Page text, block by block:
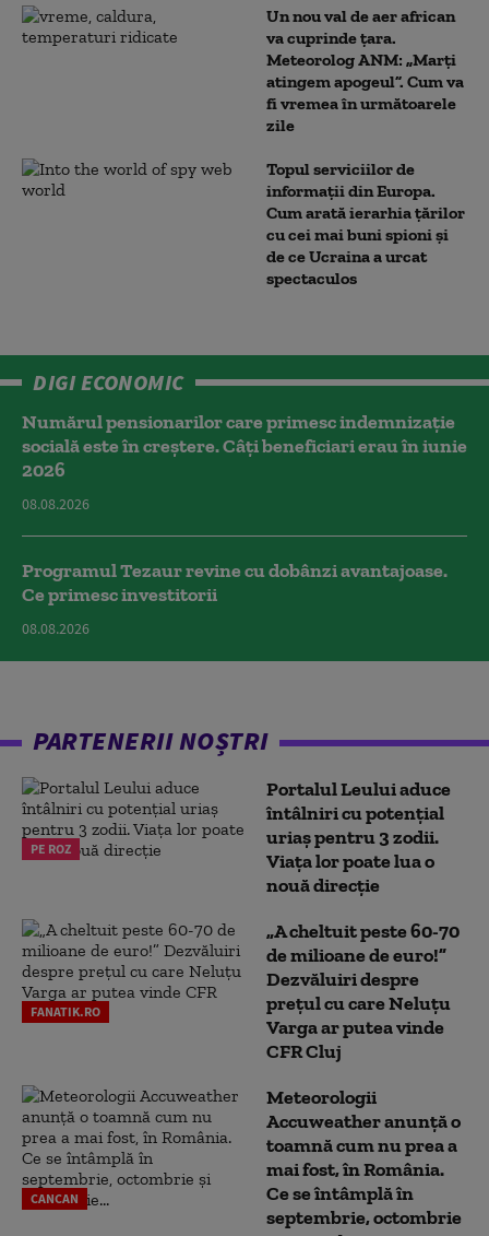
Un nou val de aer african
va cuprinde țara.
Meteorolog ANM: „Marți
atingem apogeul”. Cum va
fi vremea în următoarele
zile
Topul serviciilor de
informații din Europa.
Cum arată ierarhia țărilor
cu cei mai buni spioni și
de ce Ucraina a urcat
spectaculos
DIGI ECONOMIC
Numărul pensionarilor care primesc indemnizaţie
socială este în creștere. Câți beneficiari erau în iunie
2026
08.08.2026
Programul Tezaur revine cu dobânzi avantajoase.
Ce primesc investitorii
08.08.2026
PARTENERII NOȘTRI
PE ROZ
Portalul Leului aduce
întâlniri cu potențial
uriaș pentru 3 zodii.
Viața lor poate lua o
nouă direcție
FANATIK.RO
„A cheltuit peste 60-70
de milioane de euro!”
Dezvăluiri despre
prețul cu care Neluțu
Varga ar putea vinde
CFR Cluj
CANCAN
Meteorologii
Accuweather anunță o
toamnă cum nu prea a
mai fost, în România.
Ce se întâmplă în
septembrie, octombrie